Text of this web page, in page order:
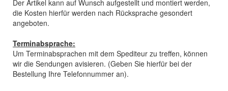
Der Artikel kann auf Wunsch aufgestellt und montiert werden,
die Kosten hierfür werden nach Rücksprache gesondert
angeboten.
Terminabsprache:
Um Terminabsprachen mit dem Spediteur zu treffen, können
wir die Sendungen avisieren. (Geben Sie hierfür bei der
Bestellung Ihre Telefonnummer an).